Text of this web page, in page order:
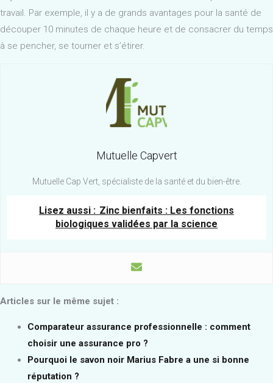
travail. Par exemple, il y a de grands avantages pour la santé de
découper 10 minutes de chaque heure et de consacrer du temps
à se pencher, se tourner et s’étirer.
Mutuelle Capvert
Mutuelle Cap Vert, spécialiste de la santé et du bien-être.
Lisez aussi : Zinc bienfaits : Les fonctions
biologiques validées par la science
Articles sur le même sujet :
Comparateur assurance professionnelle : comment
choisir une assurance pro ?
Pourquoi le savon noir Marius Fabre a une si bonne
réputation ?